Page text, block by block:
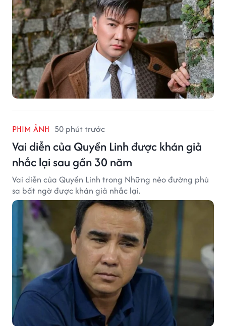
PHIM ẢNH 50 phút trước
Vai diễn của Quyền Linh được khán giả
nhắc lại sau gần 30 năm
Vai diễn của Quyền Linh trong Những nẻo đường phù
sa bất ngờ được khán giả nhắc lại.